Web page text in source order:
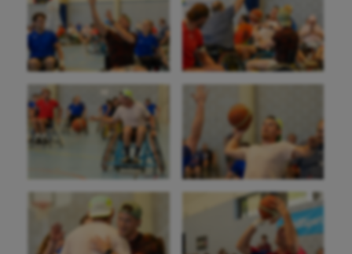
Handisport
Hippisme
Jeux Olympiques et Paralympiques
Kayak-polo
Korfbal
Longue paume
Moto
Natation